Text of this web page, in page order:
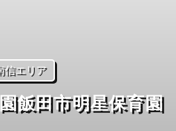
信エリア
飯田市明星保育園